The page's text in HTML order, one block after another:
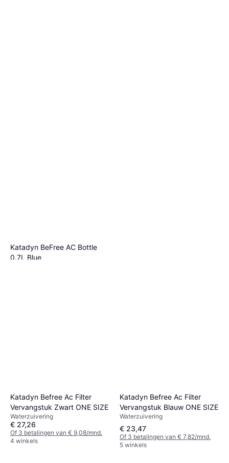
Katadyn BeFree AC Bottle
0.7L Blue
5 winkels
Katadyn Befree Ac Filter
Vervangstuk Zwart ONE SIZE
Waterzuivering
€ 27,26
Of 3 betalingen van € 9,08/mnd.
4 winkels
Katadyn Befree Ac Filter
Vervangstuk Blauw ONE SIZE
Waterzuivering
€ 23,47
Of 3 betalingen van € 7,82/mnd.
5 winkels